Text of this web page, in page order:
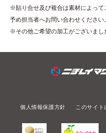
※貼り合せ及び複合は素材によって
予め担当者へお問い合わせください。
※その他ご希望の加工がございまし
個人情報保護方針 このサイト